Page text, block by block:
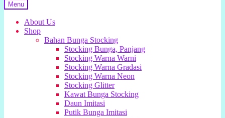
Menu
About Us
Shop
Bahan Bunga Stocking
Stocking Bunga, Panjang
Stocking Warna Warni
Stocking Warna Gradasi
Stocking Warna Neon
Stocking Glitter
Kawat Bunga Stocking
Daun Imitasi
Putik Bunga Imitasi